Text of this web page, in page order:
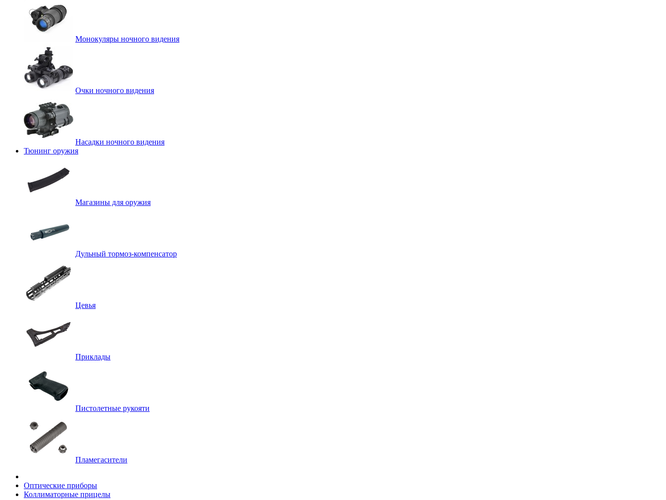
Монокуляры ночного видения
Очки ночного видения
Насадки ночного видения
Тюнинг оружия
Магазины для оружия
Дульный тормоз-компенсатор
Цевья
Приклады
Пистолетные рукояти
Пламегасители
Оптические приборы
Коллиматорные прицелы